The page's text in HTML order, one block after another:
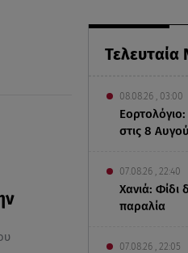
Τελευταία
08.08.26 , 03:00
Εορτολόγιο:
στις 8
07.08.26 , 22:40
Χανιά: Φίδι
παραλία
07.08.26 , 22:05